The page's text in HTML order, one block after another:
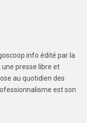
édité par la
une presse libre et
au quotidien des
est son